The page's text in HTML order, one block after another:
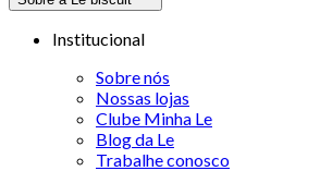
Institucional
Sobre nós
Nossas lojas
Clube Minha Le
Blog da Le
Trabalhe conosco